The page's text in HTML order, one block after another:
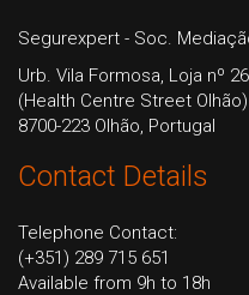
Segurexpert - Soc.
Urb. Vila Formosa, Loja nº
(Health Centre Street Olhão)
8700-223 Olhão, Portugal
Contact Details
Telephone Contact:
(+351) 289 715 651
Available from 9h to 18h